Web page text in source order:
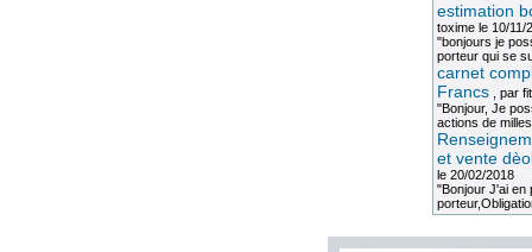
estimation
toximele 10/11/
"bonjours je
porteur qui se
carnet
Francs, par
"Bonjour, Je
actions de
et vente
le 20/02/2018
"Bonjour J'ai en